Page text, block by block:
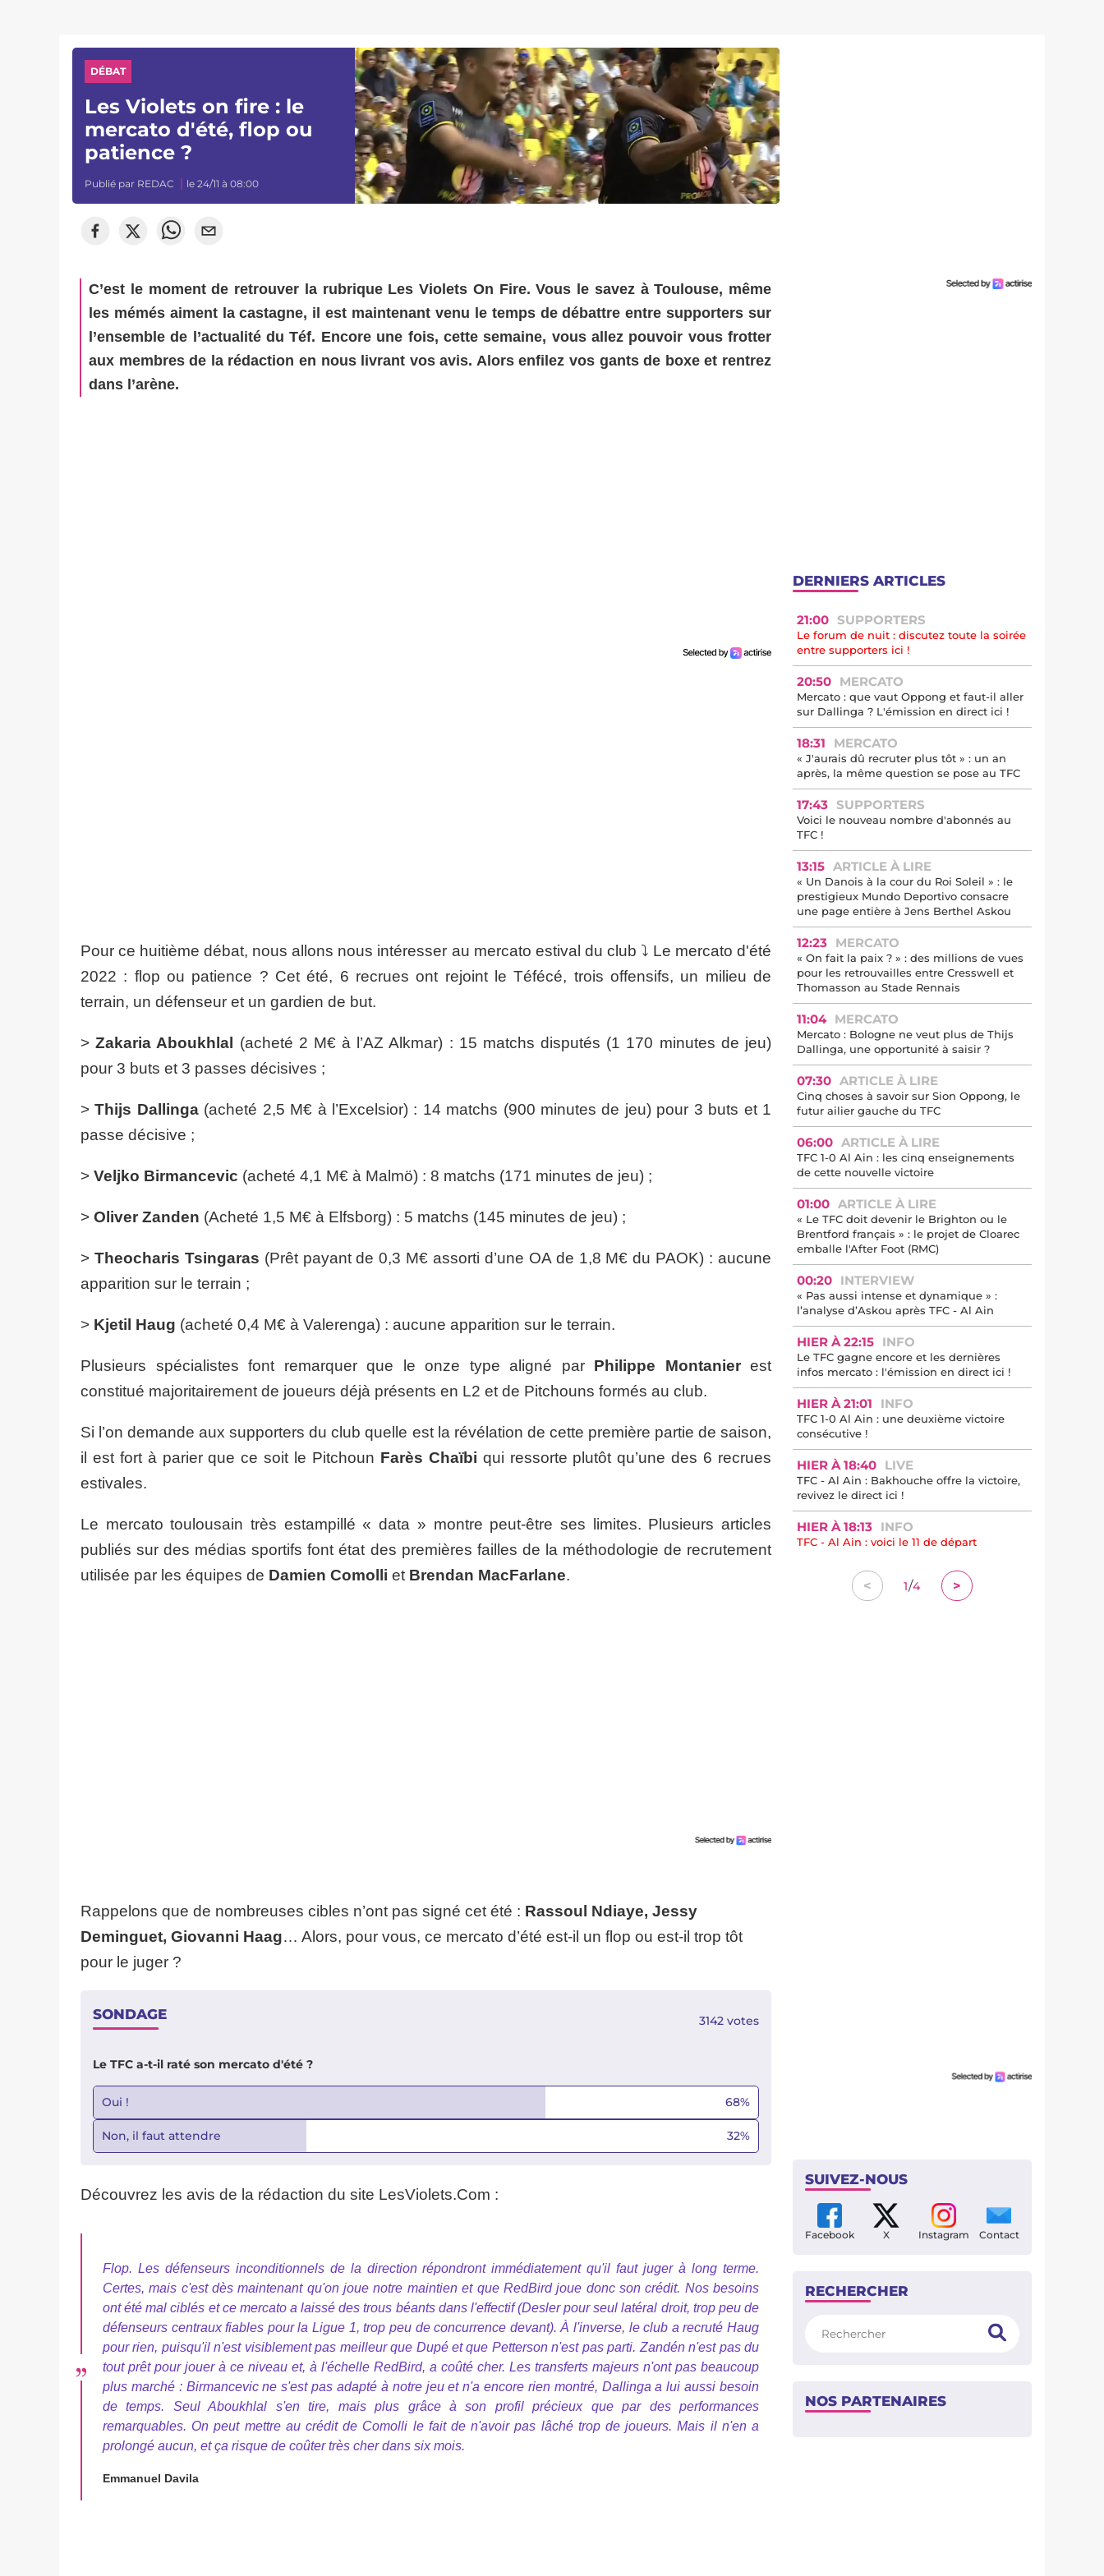
DÉBAT
Les Violets on fire : le
mercato d'été, flop ou
patience ?
Publié par REDAC le 24/11 à 08:00
C’est le moment de retrouver la rubrique Les Violets On Fire. Vous le savez à Toulouse, même
les mémés aiment la castagne, il est maintenant venu le temps de débattre entre supporters sur
l’ensemble de l’actualité du Téf. Encore une fois, cette semaine, vous allez pouvoir vous frotter
aux membres de la rédaction en nous livrant vos avis. Alors enfilez vos gants de boxe et rentrez
dans l’arène.
Pour ce huitième débat, nous allons nous intéresser au mercato estival du club ⤵️ Le mercato d'été
2022 : flop ou patience ? Cet été, 6 recrues ont rejoint le Téfécé, trois offensifs, un milieu de
terrain, un défenseur et un gardien de but.
>Zakaria Aboukhlal
(acheté 2 M€ à l’AZ Alkmar) : 15 matchs disputés (1 170 minutes de jeu)
pour 3 buts et 3 passes décisives ;
>Thijs Dallinga(acheté 2,5 M€ à l’Excelsior) : 14 matchs (900 minutes de jeu) pour 3 buts et 1
passe décisive ;
> Veljko Birmancevic (acheté 4,1 M€ à Malmö) : 8 matchs (171 minutes de jeu) ;
> Oliver Zanden (Acheté 1,5 M€ à Elfsborg) : 5 matchs (145 minutes de jeu) ;
> Theocharis Tsingaras (Prêt payant de 0,3 M€ assorti d’une OA de 1,8 M€ du PAOK) : aucune
apparition sur le terrain ;
> Kjetil Haug (acheté 0,4 M€ à Valerenga) : aucune apparition sur le terrain.
Plusieurs spécialistes font remarquer que le onze type aligné par Philippe Montanierest
constitué majoritairement de joueurs déjà présents en L2 et de Pitchouns formés au club.
Si l’on demande aux supporters du club quelle est la révélation de cette première partie de saison,
il est fort à parier que ce soit le Pitchoun Farès Chaïbi qui ressorte plutôt qu’une des 6 recrues
estivales.
Le mercato toulousain très estampillé « data » montre peut-être ses limites. Plusieurs articles
publiés sur des médias sportifs font état des premières failles de la méthodologie de recrutement
utilisée par les équipes de Damien Comolli et Brendan MacFarlane.
Rappelons que de nombreuses cibles n’ont pas signé cet été : Rassoul Ndiaye, Jessy
Deminguet, Giovanni Haag… Alors, pour vous, ce mercato d’été est-il un flop ou est-il trop tôt
pour le juger ?
SONDAGE 3142 votes
Le TFC a-t-il raté son mercato d'été ?
Oui ! 68%
Non, il faut attendre 32%
Découvrez les avis de la rédaction du site LesViolets.Com :
Flop. Les défenseurs inconditionnels de la direction répondront immédiatement qu'il faut juger à long terme.
Certes, mais c'est dès maintenant qu'on joue notre maintien et que RedBird joue donc son crédit. Nos besoins
ont été mal ciblés et ce mercato a laissé des trous béants dans l'effectif (Desler pour seul latéral droit, trop peu de
défenseurs centraux fiables pour la Ligue 1, trop peu de concurrence devant). À l'inverse, le club a recruté Haug
pour rien, puisqu'il n'est visiblement pas meilleur que Dupé et que Petterson n'est pas parti. Zandén n'est pas du
tout prêt pour jouer à ce niveau et, à l'échelle RedBird, a coûté cher. Les transferts majeurs n'ont pas beaucoup
plus marché : Birmancevic ne s'est pas adapté à notre jeu et n'a encore rien montré, Dallinga a lui aussi besoin
de temps. Seul Aboukhlal s'en tire, mais plus grâce à son profil précieux que par des performances
remarquables. On peut mettre au crédit de Comolli le fait de n'avoir pas lâché trop de joueurs. Mais il n'en a
prolongé aucun, et ça risque de coûter très cher dans six mois.
Emmanuel Davila
DERNIERS ARTICLES
21:00 SUPPORTERS
Le forum de nuit : discutez toute la soirée
entre supporters ici !
20:50 MERCATO
Mercato : que vaut Oppong et faut-il aller
sur Dallinga ? L'émission en direct ici !
18:31 MERCATO
« J'aurais dû recruter plus tôt » : un an
après, la même question se pose au TFC
17:43 SUPPORTERS
Voici le nouveau nombre d'abonnés au
TFC !
13:15 ARTICLE À LIRE
« Un Danois à la cour du Roi Soleil » : le
prestigieux Mundo Deportivo consacre
une page entière à Jens Berthel Askou
12:23 MERCATO
« On fait la paix ? » : des millions de vues
pour les retrouvailles entre Cresswell et
Thomasson au Stade Rennais
11:04 MERCATO
Mercato : Bologne ne veut plus de Thijs
Dallinga, une opportunité à saisir ?
07:30 ARTICLE À LIRE
Cinq choses à savoir sur Sion Oppong, le
futur ailier gauche du TFC
06:00 ARTICLE À LIRE
TFC 1-0 Al Ain : les cinq enseignements
de cette nouvelle victoire
01:00 ARTICLE À LIRE
« Le TFC doit devenir le Brighton ou le
Brentford français » : le projet de Cloarec
emballe l'After Foot (RMC)
00:20 INTERVIEW
« Pas aussi intense et dynamique » :
l’analyse d’Askou après TFC - Al Ain
HIER À 22:15 INFO
Le TFC gagne encore et les dernières
infos mercato : l'émission en direct ici !
HIER À 21:01 INFO
TFC 1-0 Al Ain : une deuxième victoire
consécutive !
HIER À 18:40 LIVE
TFC - Al Ain : Bakhouche offre la victoire,
revivez le direct ici !
HIER À 18:13 INFO
TFC - Al Ain : voici le 11 de départ
< 1/4 >
SUIVEZ-NOUS
Facebook X Instagram Contact
RECHERCHER
NOS PARTENAIRES